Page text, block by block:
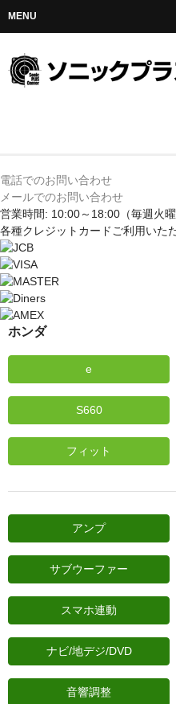
MENU
ホーム
メルセデス
BMW
MINI
アウディ
電話でのお問い合わせ
メールでのお問い合わせ
営業時間: 10:00～18:00 （毎週火
各種クレジットカードご利用いた
ホンダ
e
S660
フィット
アンプ
サブウーファー
スマホ連動
ナビ/地デジ/DVD
音響調整